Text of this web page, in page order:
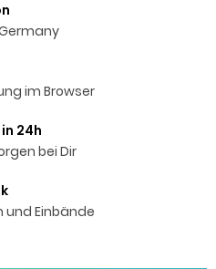
im Browser
24h
bei Dir
und Einbände